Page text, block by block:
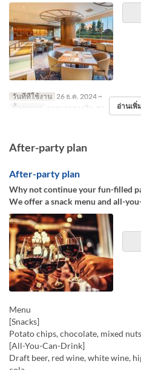
วันที่ที่ใช้งาน 26 ธ.ค. 2024 ~
มื้ออาหาร
อาหารกลางวัน, ชา, อาหารเย็น
อ่านเพิ่
After-party plan
After-party plan
Why not continue your fun-filled
We offer a snack menu and all-
Menu
[Snacks]
Potato chips, chocolate, mixed nuts
[All-You-Can-Drink]
Draft beer, red wine, white wine,